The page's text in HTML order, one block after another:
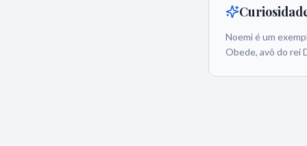
Noemi é um
Obede, avô do rei